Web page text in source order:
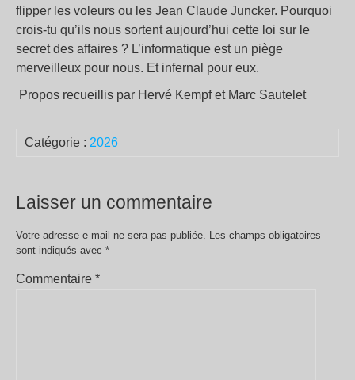
flipper les voleurs ou les Jean Claude Juncker. Pourquoi
crois-tu qu’ils nous sortent aujourd’hui cette loi sur le
secret des affaires ? L’informatique est un piège
merveilleux pour nous. Et infernal pour eux.
Propos recueillis par Hervé Kempf et Marc Sautelet
Catégorie : 2026
Laisser un commentaire
Votre adresse e-mail ne sera pas publiée.
Les champs obligatoires
sont indiqués avec *
Commentaire *